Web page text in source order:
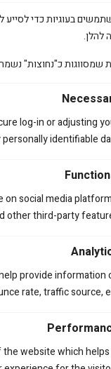
תוכן מותאם ולנתח
בעוגיות כדי לסייע
להלן.
שמסווגות כ"נחוצות"
log-in or adjusting
identifiable
social media
other third-party
provide information
rate, traffic source,
website which helps